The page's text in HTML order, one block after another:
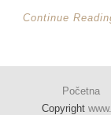
Continue
Početna
Copyright